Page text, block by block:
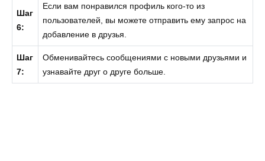
Шаг
6:
Если вам понравился профиль кого-то из
пользователей, вы можете отправить ему запрос на
добавление в друзья.
Шаг
7:
Обменивайтесь сообщениями с новыми друзьями и
узнавайте друг о друге больше.